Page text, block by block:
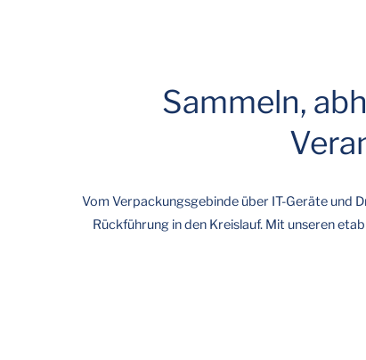
Sammeln,
Vom Verpackungsgebinde über IT-Geräte
Rückführung in den Kreislauf. Mit unseren